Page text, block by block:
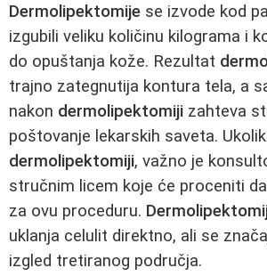
Dermolipektomije se izvode kod
izgubili veliku količinu kilograma i
do opuštanja kože. Rezultat
trajno zategnutija kontura tela, a
nakon dermolipektomiji zahteva
poštovanje lekarskih saveta.
dermolipektomiji, važno je
stručnim licem koje će proceniti
za ovu proceduru.
uklanja celulit direktno, ali se
izgled tretiranog područja.